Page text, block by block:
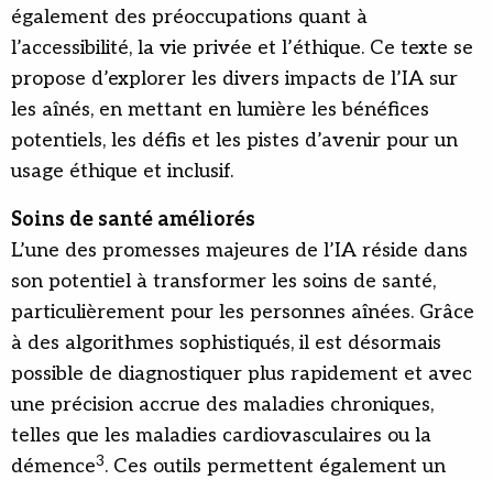
également des préoccupations quant à
l’accessibilité, la vie privée et l’éthique. Ce texte se
propose d’explorer les divers impacts de l’IA sur
les aînés, en mettant en lumière les bénéfices
potentiels, les défis et les pistes d’avenir pour un
usage éthique et inclusif.
Soins de santé améliorés
L’une des promesses majeures de l’IA réside dans
son potentiel à transformer les soins de santé,
particulièrement pour les personnes aînées. Grâce
à des algorithmes sophistiqués, il est désormais
possible de diagnostiquer plus rapidement et avec
une précision accrue des maladies chroniques,
telles que les maladies cardiovasculaires ou la
démence3. Ces outils permettent également un